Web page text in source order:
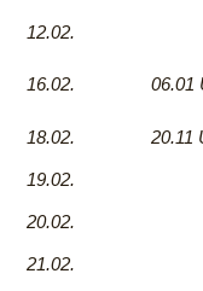
12.02.
16.02. 06.01
18.02. 20.11
19.02.
20.02.
21.02.